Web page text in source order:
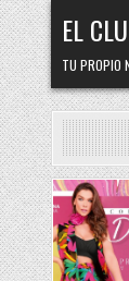
Skip
to
content
EL
TU PROPIO
in